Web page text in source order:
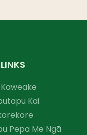
Kai
Pepa Me Ngā